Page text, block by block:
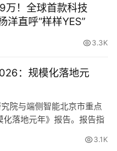
公信力的权威媒体，对
有综合实力雄厚、用户
才有可能成为其合作伙
是对斗米品牌实力的高
4月份品牌升级后的又
聘季区实现全国突围占
万！全球首款科技
洋直呼“样样YES”
3.3K
：规模化落地元
院与端侧智能北京市重点
落地元年》报告。报告指
3.1K